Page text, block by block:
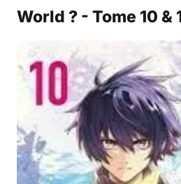
World ? - Tome 10 &